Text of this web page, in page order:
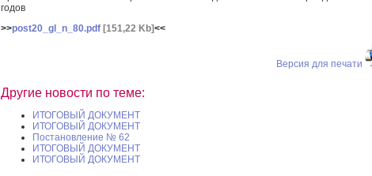
годов
>>post20_gl_n_80.pdf [151,22 Kb]<<
Версия для печати
Другие новости по теме:
ИТОГОВЫЙ ДОКУМЕНТ
ИТОГОВЫЙ ДОКУМЕНТ
Постановление № 62
ИТОГОВЫЙ ДОКУМЕНТ
ИТОГОВЫЙ ДОКУМЕНТ